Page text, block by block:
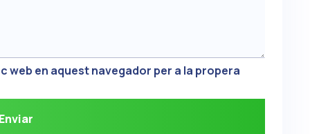
web en aquest navegador per a la propera